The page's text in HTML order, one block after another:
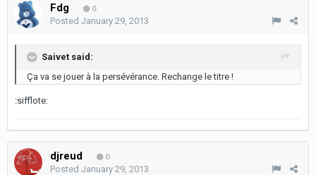
Fdg 0
Posted January 29, 2013
Saivet said:
Ça va se jouer à la persévérance. Rechange le titre !
:sifflote:
djreud 0
Posted January 29, 2013